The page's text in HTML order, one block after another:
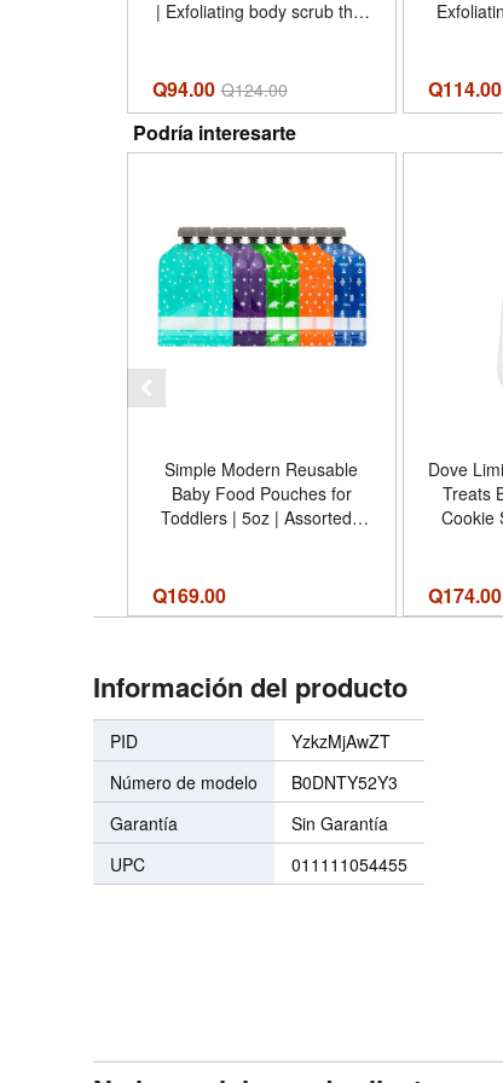
| Exfoliating body scrub that
smooth and radiant skin -
Aroma Brown Sugar
Coconut Butter - Tamaño 15
Ounce (Pack of 1)
Q94.00 Q124.00
Himalayan
Q114.00
Podría interesarte
Simple Modern Reusable
Baby Food Pouches for
Toddlers | 5oz | Assorted |
Yogurt Puree | Freezer
Food Safe, BPA-Free | 10-
Q169.00
Dove
Treats
Cookie
Q174.00
Información del producto
PID
YzkzMjAwZT
Número de modelo
B0DNTY52Y3
Garantía
Sin Garantía
UPC
011111054455